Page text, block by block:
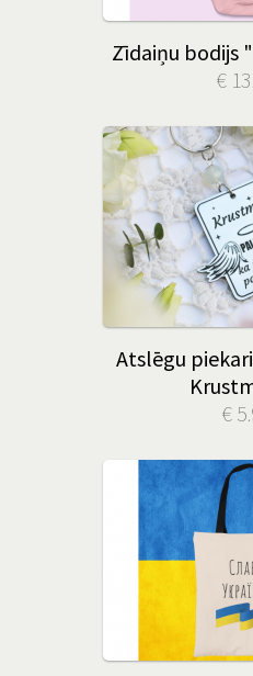
Zīdaiņu bodijs
€
Atslēgu
€